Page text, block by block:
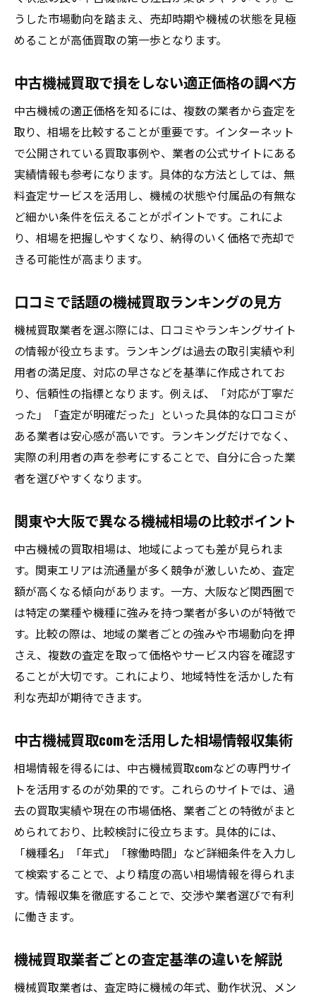
うした市場動向を踏まえ、売却時期や機械の状態を見極
めることが高価買取の第一歩となります。
中古機械買取で損をしない適正価格の調べ方
中古機械の適正価格を知るには、複数の業者から査定を
取り、相場を比較することが重要です。インターネット
で公開されている買取事例や、業者の公式サイトにある
実績情報も参考になります。具体的な方法としては、無
料査定サービスを活用し、機械の状態や付属品の有無な
ど細かい条件を伝えることがポイントです。これによ
り、相場を把握しやすくなり、納得のいく価格で売却で
きる可能性が高まります。
口コミで話題の機械買取ランキングの見方
機械買取業者を選ぶ際には、口コミやランキングサイト
の情報が役立ちます。ランキングは過去の取引実績や利
用者の満足度、対応の早さなどを基準に作成されてお
り、信頼性の指標となります。例えば、「対応が丁寧だ
った」「査定が明確だった」といった具体的な口コミが
ある業者は安心感が高いです。ランキングだけでなく、
実際の利用者の声を参考にすることで、自分に合った業
者を選びやすくなります。
関東や大阪で異なる機械相場の比較ポイント
中古機械の買取相場は、地域によっても差が見られま
す。関東エリアは流通量が多く競争が激しいため、査定
額が高くなる傾向があります。一方、大阪など関西圏で
は特定の業種や機種に強みを持つ業者が多いのが特徴で
す。比較の際は、地域の業者ごとの強みや市場動向を押
さえ、複数の査定を取って価格やサービス内容を確認す
ることが大切です。これにより、地域特性を活かした有
利な売却が期待できます。
中古機械買取comを活用した相場情報収集術
相場情報を得るには、中古機械買取comなどの専門サイ
トを活用するのが効果的です。これらのサイトでは、過
去の買取実績や現在の市場価格、業者ごとの特徴がまと
められており、比較検討に役立ちます。具体的には、
「機種名」「年式」「稼働時間」など詳細条件を入力し
て検索することで、より精度の高い相場情報を得られま
す。情報収集を徹底することで、交渉や業者選びで有利
に働きます。
機械買取業者ごとの査定基準の違いを解説
機械買取業者は、査定時に機械の年式、動作状況、メン